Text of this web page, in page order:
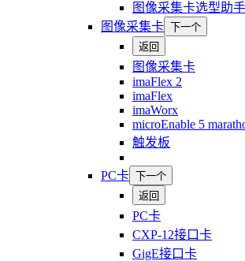
图像采集卡选型助手
图像采集卡
下一个
返回
图像采集卡
imaFlex 2
imaFlex
imaWorx
microEnable 5
触发板
PC卡
下一个
返回
PC卡
CXP-12接口卡
GigE接口卡